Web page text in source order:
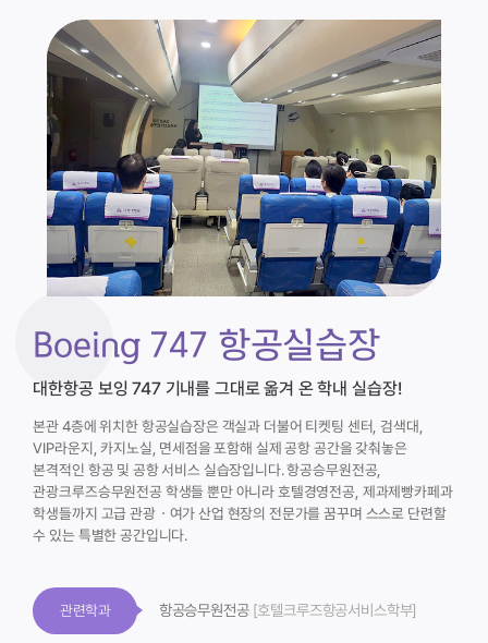
Boeing 747 항공실습장
대한항공 보잉 747 기내를 그대로 옮겨 온 학내 실습장!
본관 4층에 위치한 항공실습장은 객실과 더불어 티켓팅 센터, 검색대,
VIP라운지, 카지노실, 면세점을 포함해 실제 공항 공간을 갖춰놓은
본격적인 항공 및 공항 서비스 실습장입니다. 항공승무원전공,
관광크루즈승무원전공 학생들 뿐만 아니라 호텔경영전공, 제과제빵카페과
학생들까지 고급 관광ㆍ여가 산업 현장의 전문가를 꿈꾸며 스스로 단련할
수 있는 특별한 공간입니다.
관련학과 항공승무원전공[호텔크루즈항공서비스학부]